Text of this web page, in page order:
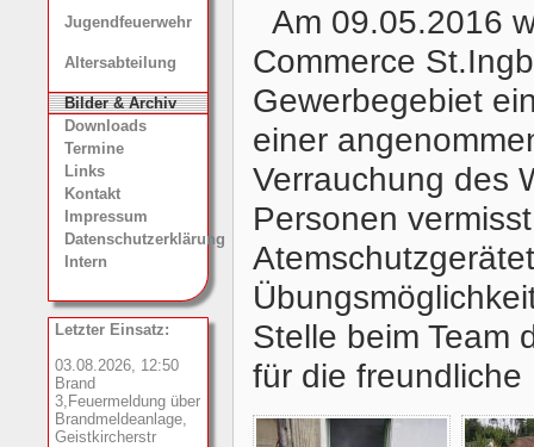
Jugendfeuerwehr
Altersabteilung
Bilder & Archiv
Downloads
Termine
Links
Kontakt
Impressum
Datenschutzerklärung
Intern
Letzter Einsatz:
03.08.2026, 12:50
Brand
3,Feuermeldung über
Brandmeldeanlage,
Geistkircherstr
Am 09.05.2016
Commerce
Gewerbegebiet
einer
Verrauchung des
Personen
Stelle beim Team
für die